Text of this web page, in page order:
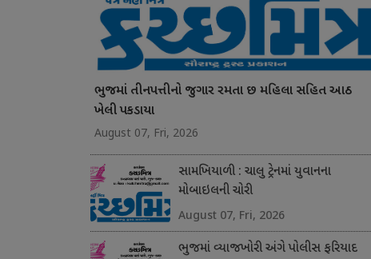
ભુજમાં તીનપત્તીનો જુગાર રમતા છ મહિલા સહિત આઠ
ખેલી પકડાયા
August 07, Fri, 2026
સામખિયાળી : ચાલુ ટ્રેનમાં યુવાનના
મોબાઇલની ચોરી
August 07, Fri, 2026
ભુજમાં વ્યાજખોરી અંગે પોલીસ ફરિયાદ